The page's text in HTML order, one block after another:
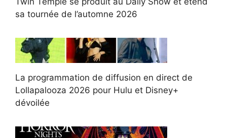
sa tournée de l’automne 2026
La programmation de diffusion en direct de
Lollapalooza 2026 pour Hulu et Disney+
dévoilée